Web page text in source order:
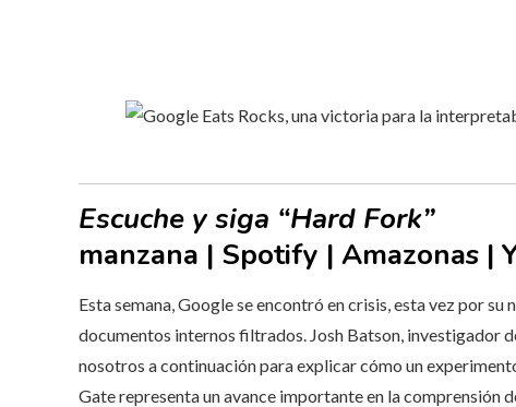
Escuche y siga “Hard Fork”
manzana | Spotify | Amazonas |
Esta semana, Google se encontró en crisis, esta vez por
documentos internos filtrados. Josh Batson, investigador
nosotros a continuación para explicar cómo un
Gate representa un avance importante en la comprensión